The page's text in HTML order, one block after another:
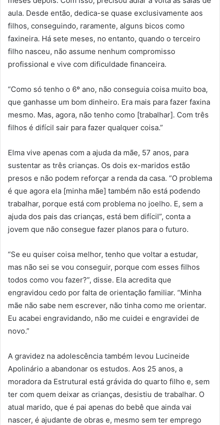
aula. Desde então, dedica-se quase exclusivamente aos
filhos, conseguindo, raramente, alguns bicos como
faxineira. Há sete meses, no entanto, quando o terceiro
filho nasceu, não assume nenhum compromisso
profissional e vive com dificuldade financeira.
“Como só tenho o 6º ano, não conseguia coisa muito boa,
que ganhasse um bom dinheiro. Era mais para fazer faxina
mesmo. Mas, agora, não tenho como [trabalhar]. Com três
filhos é difícil sair para fazer qualquer coisa.”
Elma vive apenas com a ajuda da mãe, 57 anos, para
sustentar as três crianças. Os dois ex-maridos estão
presos e não podem reforçar a renda da casa. “O problema
é que agora ela [minha mãe] também não está podendo
trabalhar, porque está com problema no joelho. E, sem a
ajuda dos pais das crianças, está bem difícil”, conta a
jovem que não consegue fazer planos para o futuro.
“Se eu quiser coisa melhor, tenho que voltar a estudar,
mas não sei se vou conseguir, porque com esses filhos
todos como vou fazer?”, disse. Ela acredita que
engravidou cedo por falta de orientação familiar. “Minha
mãe não sabe nem escrever, não tinha como me orientar.
Eu acabei engravidando, não me cuidei e engravidei de
novo.”
A gravidez na adolescência também levou Lucineide
Apolinário a abandonar os estudos. Aos 25 anos, a
moradora da Estrutural está grávida do quarto filho e, sem
ter com quem deixar as crianças, desistiu de trabalhar. O
atual marido, que é pai apenas do bebê que ainda vai
nascer, é ajudante de obras e, mesmo sem ter emprego